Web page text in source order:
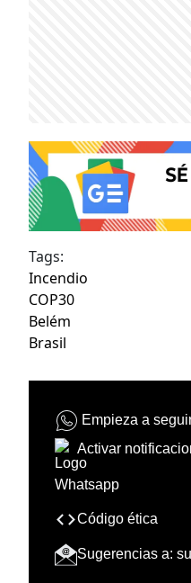
Tags:
Incendio
COP30
Belém
Brasil
Empieza a
Activar
Código ética
Sugerencias a: